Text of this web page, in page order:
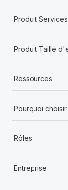
Produit Services
Produit Taille
Ressources
Pourquoi choisir
Rôles
Entreprise